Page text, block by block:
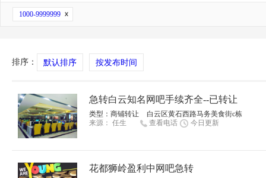
1000-9999999
排序： 默认排序 按发布时间
急转白云知名网吧手续齐全--已转让
类型： 商铺转让
白云区黄石西路马务美食街c栋
来源： 任生 查看电话 今日更新
花都狮岭盈利中网吧急转